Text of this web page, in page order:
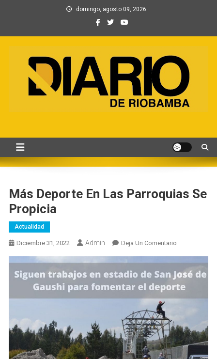
domingo, agosto 09, 2026
y Contenidos digitales
Más Deporte En Las Parroquias Se
Propicia
Actualidad
Diciembre 31, 2022 Admin Deja Un ComentarioEn
Deporte
En
Las
Parroquias